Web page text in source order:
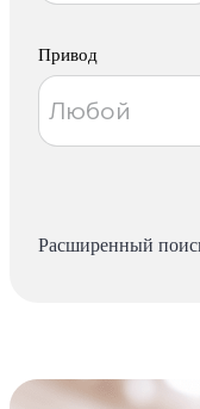
Привод
Расширенный